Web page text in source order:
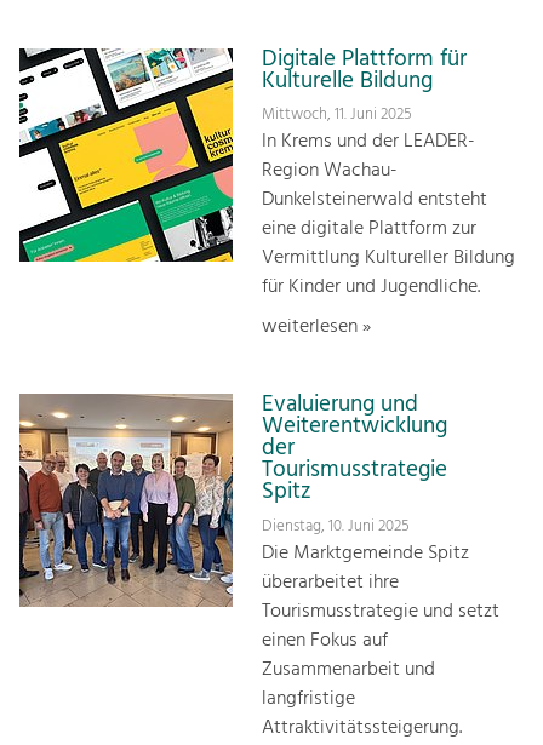
Digitale Plattform für
Kulturelle Bildung
Mittwoch, 11. Juni 2025
In Krems und der LEADER-
Region Wachau-
Dunkelsteinerwald entsteht
eine digitale Plattform zur
Vermittlung Kultureller Bildung
für Kinder und Jugendliche.
weiterlesen »
Evaluierung und
Weiterentwicklung
der
Tourismusstrategie
Spitz
Dienstag, 10. Juni 2025
Die Marktgemeinde Spitz
überarbeitet ihre
Tourismusstrategie und setzt
einen Fokus auf
Zusammenarbeit und
langfristige
Attraktivitätssteigerung.